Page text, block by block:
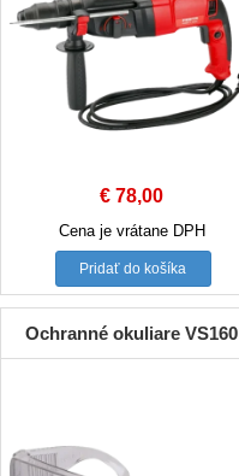
€ 78,00
Cena je vrátane DPH
Pridať do košíka
Ochranné okuliare VS160